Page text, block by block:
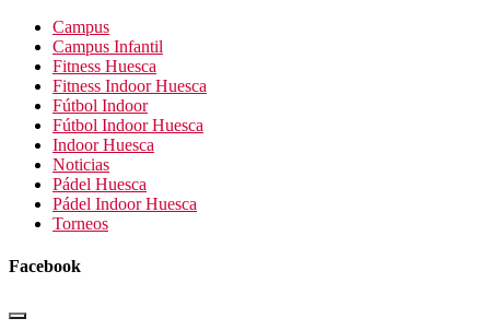
Campus
Campus Infantil
Fitness Huesca
Fitness Indoor Huesca
Fútbol Indoor
Fútbol Indoor Huesca
Indoor Huesca
Noticias
Pádel Huesca
Pádel Indoor Huesca
Torneos
Facebook